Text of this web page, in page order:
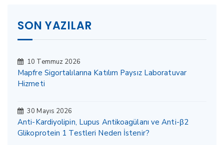
SON YAZILAR
10 Temmuz 2026
Mapfre Sigortalılarına Katılım Paysız Laboratuvar
Hizmeti
30 Mayıs 2026
Anti-Kardiyolipin, Lupus Antikoagülanı ve Anti-β2
Glikoprotein 1 Testleri Neden İstenir?